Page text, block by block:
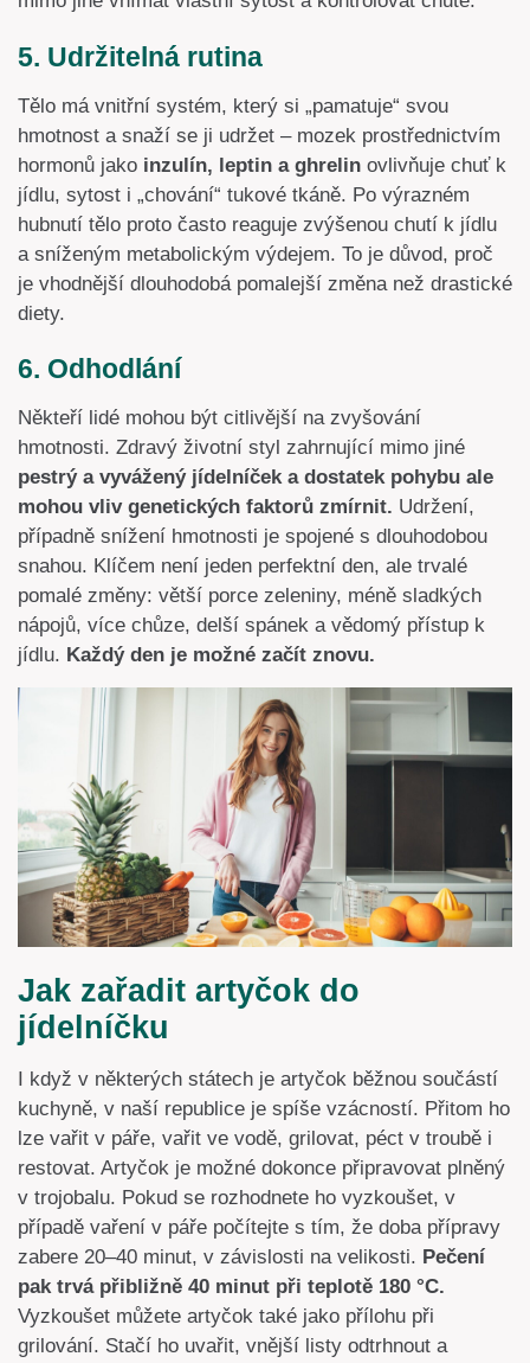
5. Udržitelná rutina
Tělo má vnitřní systém, který si „pamatuje“ svou
hmotnost a snaží se ji udržet – mozek prostřednictvím
hormonů jako inzulín, leptin a ghrelin ovlivňuje chuť k
jídlu, sytost i „chování“ tukové tkáně. Po výrazném
hubnutí tělo proto často reaguje zvýšenou chutí k jídlu
a sníženým metabolickým výdejem. To je důvod, proč
je vhodnější dlouhodobá pomalejší změna než drastické
diety.
6. Odhodlání
Někteří lidé mohou být citlivější na zvyšování
hmotnosti. Zdravý životní styl zahrnující mimo jiné
pestrý a vyvážený jídelníček a dostatek pohybu ale
mohou vliv genetických faktorů zmírnit. Udržení,
případně snížení hmotnosti je spojené s dlouhodobou
snahou. Klíčem není jeden perfektní den, ale trvalé
pomalé změny: větší porce zeleniny, méně sladkých
nápojů, více chůze, delší spánek a vědomý přístup k
jídlu. Každý den je možné začít znovu.
Jak zařadit artyčok do
jídelníčku
I když v některých státech je artyčok běžnou součástí
kuchyně, v naší republice je spíše vzácností. Přitom ho
lze vařit v páře, vařit ve vodě, grilovat, péct v troubě i
restovat. Artyčok je možné dokonce připravovat plněný
v trojobalu. Pokud se rozhodnete ho vyzkoušet, v
případě vaření v páře počítejte s tím, že doba přípravy
zabere 20–40 minut, v závislosti na velikosti. Pečení
pak trvá přibližně 40 minut při teplotě 180 °C.
Vyzkoušet můžete artyčok také jako přílohu při
grilování. Stačí ho uvařit, vnější listy odtrhnout a